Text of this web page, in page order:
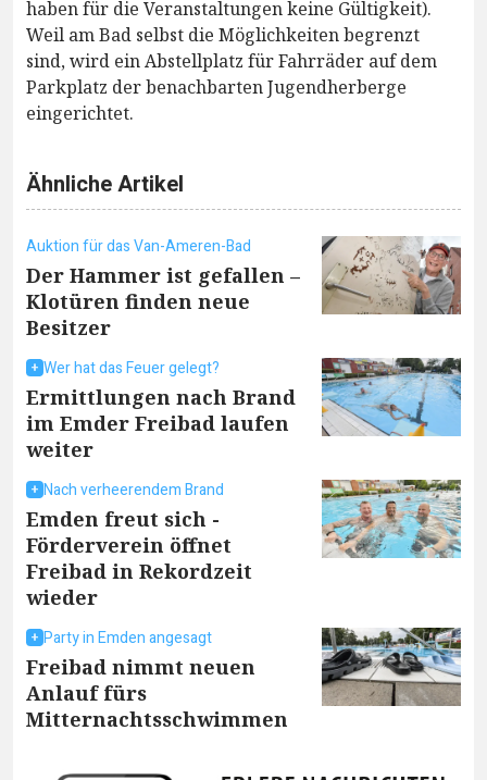
haben für die Veranstaltungen keine Gültigkeit).
Weil am Bad selbst die Möglichkeiten begrenzt
sind, wird ein Abstellplatz für Fahrräder auf dem
Parkplatz der benachbarten Jugendherberge
eingerichtet.
Ähnliche Artikel
Auktion für das Van-Ameren-Bad
Der Hammer ist gefallen –
Klotüren finden neue
Besitzer
Wer hat das Feuer gelegt?
Ermittlungen nach Brand
im Emder Freibad laufen
weiter
Nach verheerendem Brand
Emden freut sich -
Förderverein öffnet
Freibad in Rekordzeit
wieder
Party in Emden angesagt
Freibad nimmt neuen
Anlauf fürs
Mitternachtsschwimmen